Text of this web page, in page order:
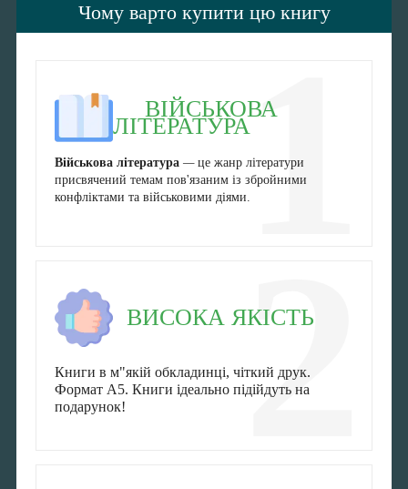
Чому варто купити цю книгу
1
ВІЙСЬКОВА
ЛІТЕРАТУРА
Військова література— це жанр літератури
присвячений темам пов'язаним із збройними
конфліктами та військовими діями.
2
ВИСОКА ЯКІСТЬ
Книги в м"якій обкладинці, чіткий друк.
Формат А5. Книги ідеально підійдуть на
подарунок!